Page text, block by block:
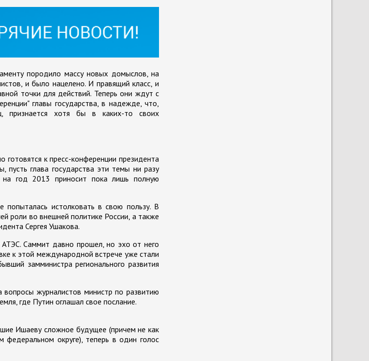
породило массу новых домыслов, на
и было нацелено. И правящий класс, и
точки для действий. Теперь они ждут с
главы государства, в надежде, что,
признается хотя бы в каких-то своих
к пресс-конференции президента
глава государства эти темы ни разу
год 2013 приносит пока лишь полную
попыталась истолковать в свою пользу. В
роли во внешней политике России, а также
Сергея Ушакова.
Саммит давно прошел, но эхо от него
к этой международной встрече уже стали
замминистра регионального развития
журналистов министр по развитию
где Путин оглашал свое послание.
Ишаеву сложное будущее (причем не как
округе), теперь в один голос